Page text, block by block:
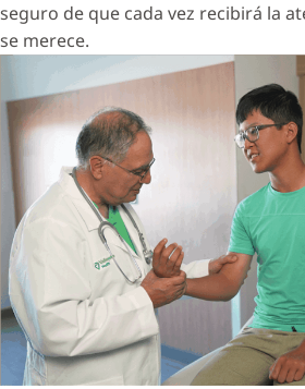
seguro de que cada vez recibirá la
se merece.